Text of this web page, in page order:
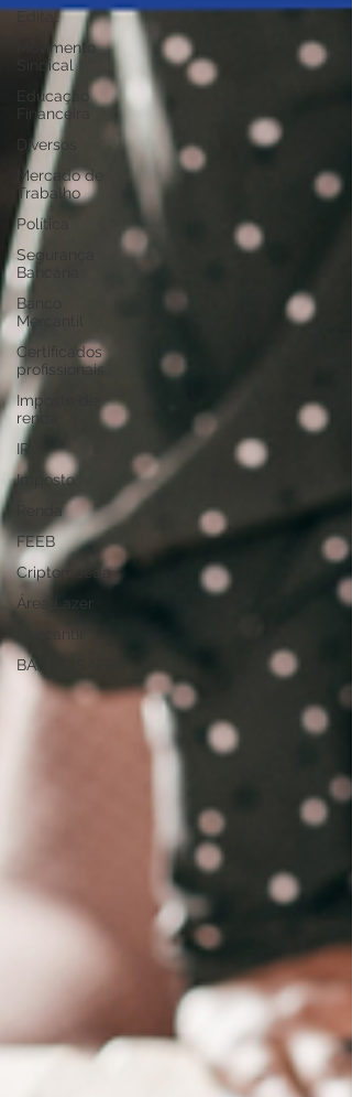
Edital
Movimento
Sindical
Educação
Financeira
Diversos
Mercado de
Trabalho
Política
Segurança
Bancária
Banco
Mercantil
Certificados
profissionais
Imposto de
renda
IR
Imposto
Renda
FEEB
Criptomoeda
Área Lazer
Mercantil
BANCO SAFRA